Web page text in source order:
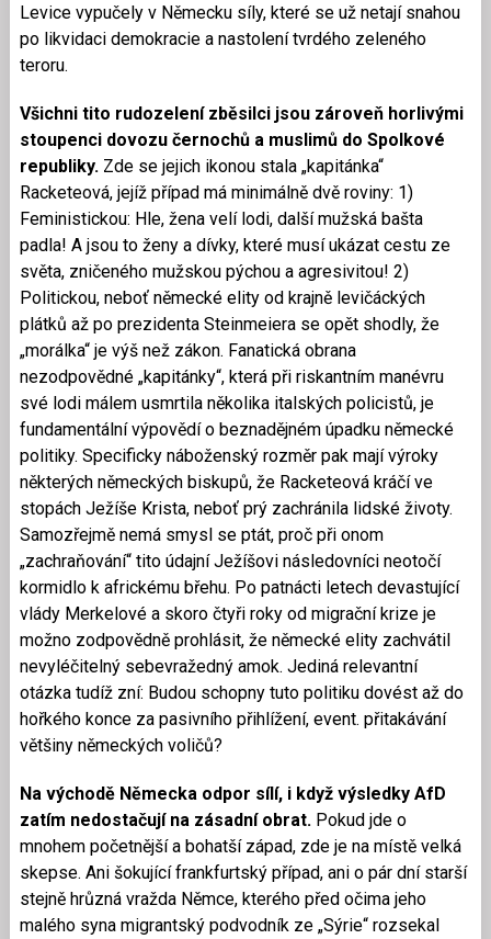
Levice vypučely v Německu síly, které se už netají snahou
po likvidaci demokracie a nastolení tvrdého zeleného
teroru.
Všichni tito rudozelení zběsilci jsou zároveň horlivými
stoupenci dovozu černochů a muslimů do Spolkové
republiky. Zde se jejich ikonou stala „kapitánka“
Racketeová, jejíž případ má minimálně dvě roviny: 1)
Feministickou: Hle, žena velí lodi, další mužská bašta
padla! A jsou to ženy a dívky, které musí ukázat cestu ze
světa, zničeného mužskou pýchou a agresivitou! 2)
Politickou, neboť německé elity od krajně levičáckých
plátků až po prezidenta Steinmeiera se opět shodly, že
„morálka“ je výš než zákon. Fanatická obrana
nezodpovědné „kapitánky“, která při riskantním manévru
své lodi málem usmrtila několika italských policistů, je
fundamentální výpovědí o beznadějném úpadku německé
politiky. Specificky náboženský rozměr pak mají výroky
některých německých biskupů, že Racketeová kráčí ve
stopách Ježíše Krista, neboť prý zachránila lidské životy.
Samozřejmě nemá smysl se ptát, proč při onom
„zachraňování“ tito údajní Ježíšovi následovníci neotočí
kormidlo k africkému břehu. Po patnácti letech devastující
vlády Merkelové a skoro čtyři roky od migrační krize je
možno zodpovědně prohlásit, že německé elity zachvátil
nevyléčitelný sebevražedný amok. Jediná relevantní
otázka tudíž zní: Budou schopny tuto politiku dovést až do
hořkého konce za pasivního přihlížení, event. přitakávání
většiny německých voličů?
Na východě Německa odpor sílí, i když výsledky AfD
zatím nedostačují na zásadní obrat. Pokud jde o
mnohem početnější a bohatší západ, zde je na místě velká
skepse. Ani šokující frankfurtský případ, ani o pár dní starší
stejně hrůzná vražda Němce, kterého před očima jeho
malého syna migrantský podvodník ze „Sýrie“ rozsekal